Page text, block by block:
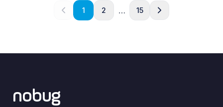
1 2 … 15
nobug